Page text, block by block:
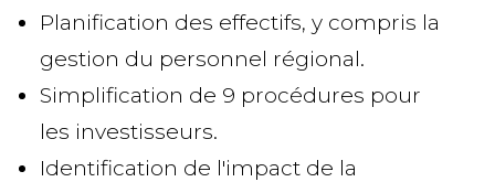
Planification des effectifs, y compris la
gestion du personnel régional.
Simplification de 9 procédures pour
les investisseurs.
Identification de l'impact de la